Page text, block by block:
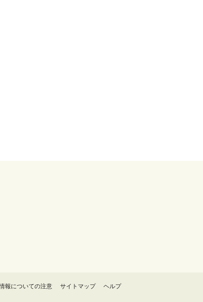
報についての注意 サイトマップ ヘルプ